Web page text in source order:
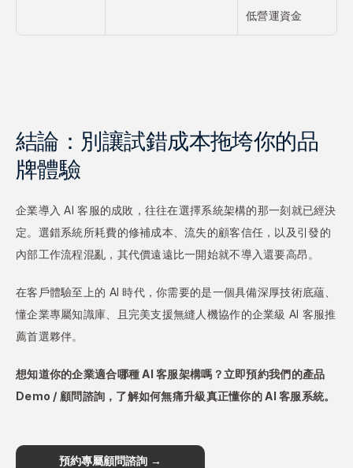
低營運資金
結論：別讓試錯成本拖垮你的品
牌體驗
企業導入 AI 客服的成敗，往往在選擇系統架構的那一刻就已經決
定。選錯系統所耗費的修補成本、流失的顧客信任，以及引發的
內部工作流程混亂，其代價遠遠比一開始就不導入還要高昂。
在客戶體驗至上的 AI 時代，你需要的是一個具備深厚技術底蘊、
懂企業專屬知識庫、且完美支援無縫人機協作的企業級 AI 客服推
薦首選夥伴。
想知道你的企業適合哪種 AI 客服架構嗎？立即預約我們的產品
Demo / 顧問諮詢，了解如何無痛升級真正懂你的 AI 客服系統。
預約專屬顧問諮詢 →